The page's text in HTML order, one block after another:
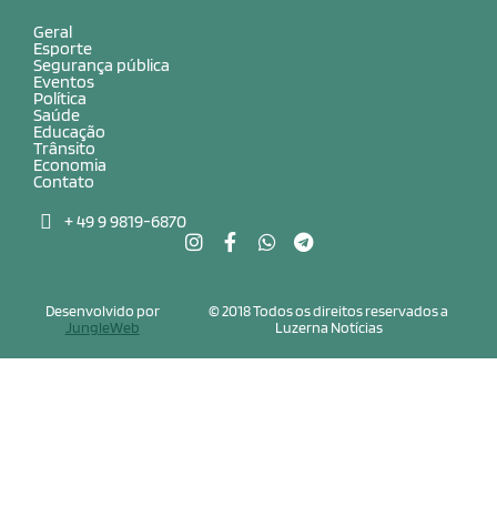
Geral
Esporte
Segurança pública
Eventos
Política
Saúde
Educação
Trânsito
Economia
Contato
+ 49 9 9819-6870
© 2018 Todos os direitos reservados a
Luzerna Notícias
Desenvolvido por
JungleWeb